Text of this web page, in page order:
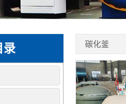
录 碳化釜